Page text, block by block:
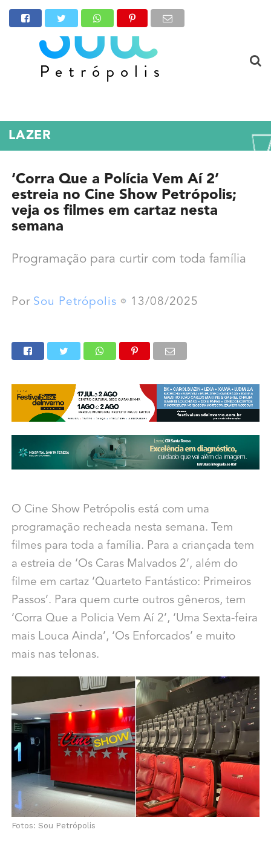
LAZER
‘Corra Que a Polícia Vem Aí 2’
estreia no Cine Show Petrópolis;
veja os filmes em cartaz nesta
semana
Programação para curtir com toda família
Por Sou Petrópolis 13/08/2025
O Cine Show Petrópolis está com uma
programação recheada nesta semana. Tem
filmes para toda a família. Para a criançada tem
a estreia de ‘Os Caras Malvados 2’, além do
filme em cartaz ‘Quarteto Fantástico: Primeiros
Passos’. Para quem curte outros gêneros, tem
‘Corra Que a Policia Vem Aí 2’, ‘Uma Sexta-feira
mais Louca Ainda’, ‘Os Enforcados’ e muito
mais nas telonas.
Fotos: Sou Petrópolis